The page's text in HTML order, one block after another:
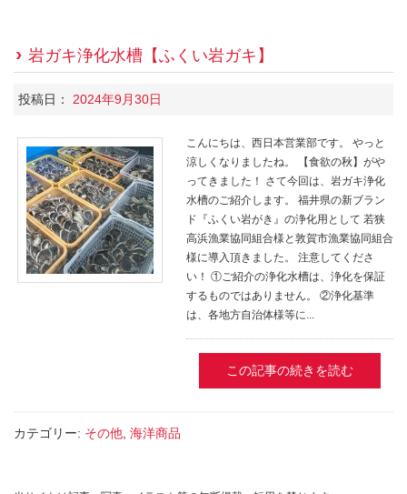
岩ガキ浄化水槽【ふくい岩ガキ】
投稿日： 2024年9月30日
こんにちは、西日本営業部です。 やっと
涼しくなりましたね。 【食欲の秋】がや
ってきました！ さて今回は、岩ガキ浄化
水槽のご紹介します。 福井県の新ブラン
ド『ふくい岩がき』の浄化用として 若狭
高浜漁業協同組合様と敦賀市漁業協同組合
様に導入頂きました。 注意してくださ
い！ ①ご紹介の浄化水槽は、浄化を保証
するものではありません。 ②浄化基準
は、各地方自治体様等に...
この記事の続きを読む
カテゴリー: その他 海洋商品